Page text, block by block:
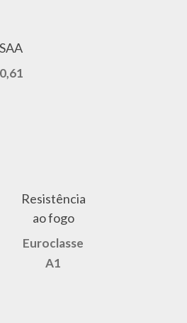
SAA
Resistência
ao fogo
Euroclasse
A1